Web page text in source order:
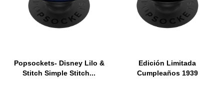
Popsockets- Disney Lilo &
Stitch Simple Stitch...
Edición Limitada
Cumpleaños 1939